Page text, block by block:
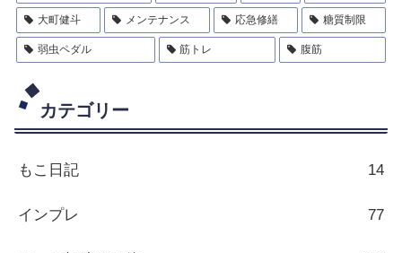
大町健斗 メンテナンス 応急修繕 糖質制限
弱虫ペダル 筋トレ 腹筋
カテゴリー
もこ日記 14
インプレ 77